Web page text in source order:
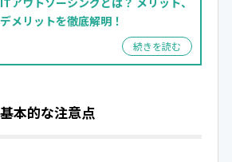
デメリットを徹底解明！
本的な注意点